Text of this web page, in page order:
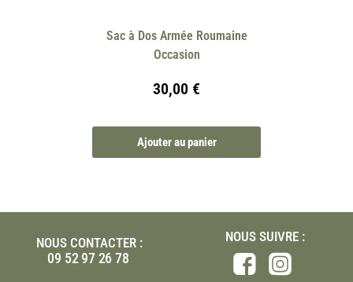
Sac à Dos Armée Roumaine
Occasion
30,00 €
Ajouter au panier
NOUS CONTACTER :
09 52 97 26 78
NOUS SUIVRE :